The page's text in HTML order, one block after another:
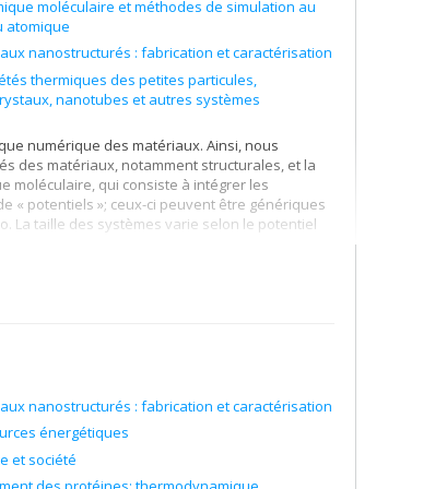
moléculaire et méthodes de simulation au
atomique
nanostructurés : fabrication et caractérisation
thermiques des petites particules,
nanotubes et autres systèmes
numérique des matériaux. Ainsi, nous
des matériaux, notamment structurales, et la
moléculaire, qui consiste à intégrer les
« potentiels »; ceux-ci peuvent être génériques
La taille des systèmes varie selon le potentiel
particulier pour les suivants (liste non
comment la matière réagit à de puissantes et
comprendre la structure à courte, moyenne et
(iii) Comportement thermique des matériaux
de structures de tailles nanométrique et
nanostructurés : fabrication et caractérisation
énergétiques
et société